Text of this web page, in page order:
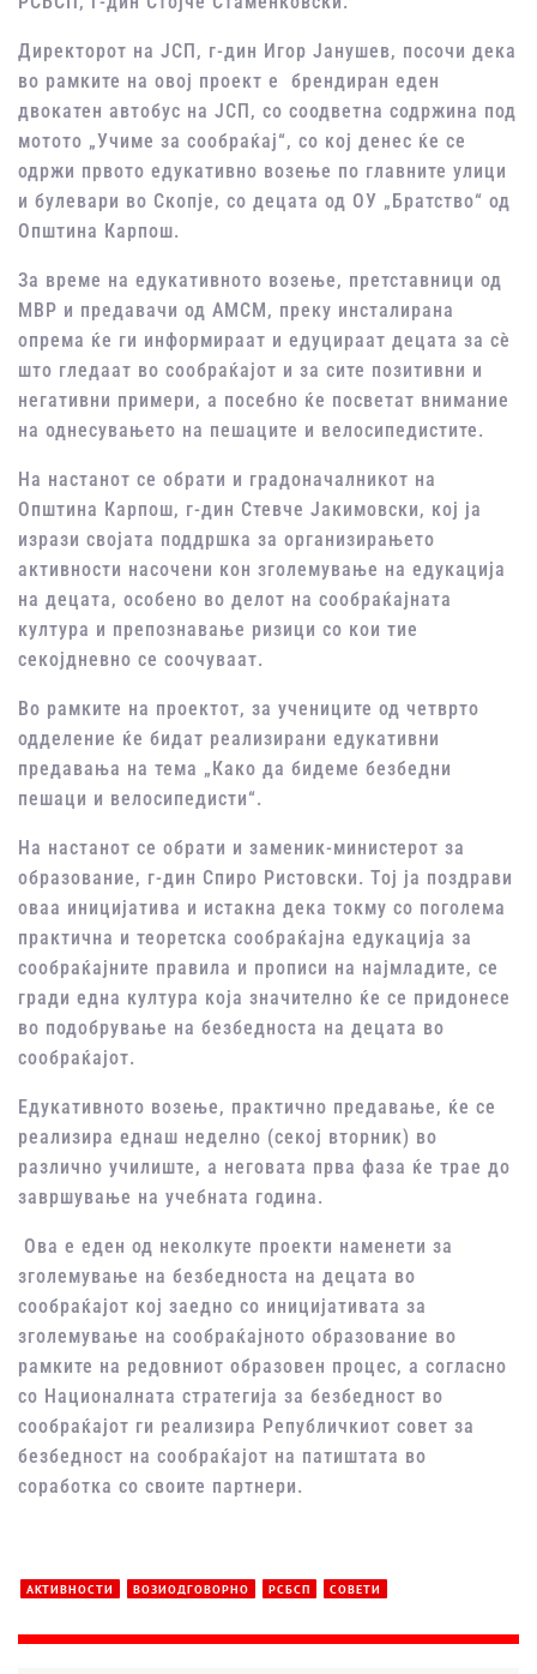
Директорот на ЈСП, г-дин Игор Јанушев, посочи дека
во рамките на овој проект е брендиран еден
двокатен автобус на ЈСП, со соодветна содржина под
мотото „Учиме за сообраќај“, со кој денес ќе се
одржи првото едукативно возење по главните улици
и булевари во Скопје, со децата од ОУ „Братство“ од
Општина Карпош.
За време на едукативното возење, претставници од
МВР и предавачи од АМСМ, преку инсталирана
опрема ќе ги информираат и едуцираат децата за сѐ
што гледаат во сообраќајот и за сите позитивни и
негативни примери, а посебно ќе посветат внимание
на однесувањето на пешаците и велосипедистите.
На настанот се обрати и градоначалникот на
Општина Карпош, г-дин Стевче Јакимовски, кој ја
изрази својата поддршка за организирањето
активности насочени кон зголемување на едукација
на децата, особено во делот на сообраќајната
култура и препознавање ризици со кои тие
секојдневно се соочуваат.
Во рамките на проектот, за учениците од четврто
одделение ќе бидат реализирани едукативни
предавања на тема „Како да бидеме безбедни
пешаци и велосипедисти“.
На настанот се обрати и заменик-министерот за
образование, г-дин Спиро Ристовски. Тој ја поздрави
оваа иницијатива и истакна дека токму со поголема
практична и теоретска сообраќајна едукација за
сообраќајните правила и прописи на најмладите, се
гради една култура која значително ќе се придонесе
во подобрување на безбедноста на децата во
сообраќајот.
Едукативното возење, практично предавање, ќе се
реализира еднаш неделно (секој вторник) во
различно училиште, а неговата прва фаза ќе трае до
завршување на учебната година.
Ова е еден од неколкуте проекти наменети за
зголемување на безбедноста на децата во
сообраќајот кој заедно со иницијативата за
зголемување на сообраќајното образование во
рамките на редовниот образовен процес, а согласно
со Националната стратегија за безбедност во
сообраќајот ги реализира Републичкиот совет за
безбедност на сообраќајот на патиштата во
соработка со своите партнери.
АКТИВНОСТИ ВОЗИОДГОВОРНО РСБСП СОВЕТИ